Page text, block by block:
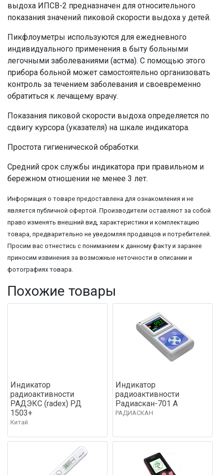
выдоха ИПСВ-2 предназначен для относительного
показания значений пиковой скорости выдоха у детей.
Пикфлоуметры используются для ежедневного
индивидуального применения в быту больными
легочными заболеваниями (астма). С помощью этого
прибора больной может самостоятельно организовать
контроль за течением заболевания и своевременно
обратиться к лечащему врачу.
Показания пиковой скорости выдоха определяется по
сдвигу курсора (указателя) на шкале индикатора.
Простота гигиенической обработки.
Средний срок службы индикатора при правильном и
бережном отношении не менее 3 лет.
Информация о товаре предоставлена для ознакомления и не
является публичной офертой. Производители оставляют за собой
право изменять внешний вид, характеристики и комплектацию
товара, предварительно не уведомляя продавцов и потребителей.
Просим вас отнестись с пониманием к данному факту и заранее
приносим извинения за возможные неточности в описании и
фотографиях товара.
Похожие товары
Индикатор
радиоактивности
РАДЭКС (radex) РД
1503+
Китай
Индикатор
радиоактивности
Радиаскан-701 А
РАДИАСКАН